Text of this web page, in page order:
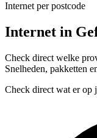
Internet per postcode
Internet in
Check direct welke
Snelheden, pakketten
Check direct wat er op